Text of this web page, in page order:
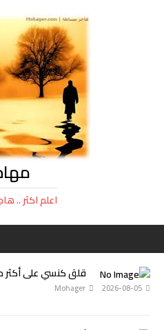
اعلم اكثر ..
قلق كنسي على
2026-08-05
Mohager